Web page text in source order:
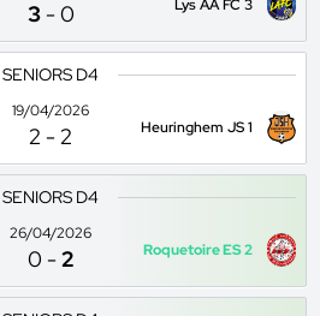
3 -0 Lys AA FC 3
SENIORS D4
19/04/2026
2 -2 Heuringhem JS 1
SENIORS D4
26/04/2026
0 -2 Roquetoire ES 2